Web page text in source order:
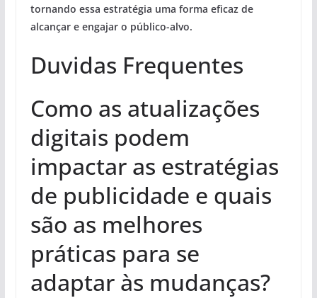
tornando essa estratégia uma forma eficaz de
alcançar e engajar o público-alvo.
Duvidas Frequentes
Como as atualizações
digitais podem
impactar as estratégias
de publicidade e quais
são as melhores
práticas para se
adaptar às mudanças?